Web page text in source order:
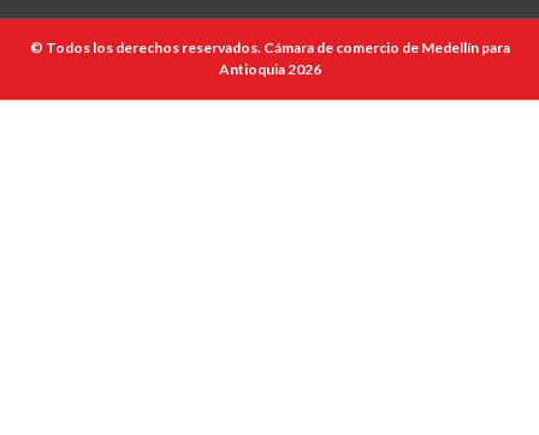
© Todos los derechos reservados. Cámara de comercio de Medellín para
Antioquia 2026